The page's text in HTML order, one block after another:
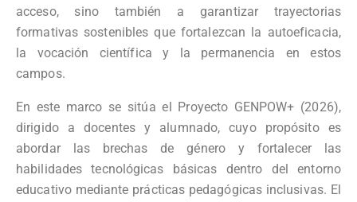
acceso, sino también a garantizar trayectorias
formativas sostenibles que fortalezcan la autoeficacia,
la vocación científica y la permanencia en estos
campos.
En este marco se sitúa el Proyecto GENPOW+ (2026),
dirigido a docentes y alumnado, cuyo propósito es
abordar las brechas de género y fortalecer las
habilidades tecnológicas básicas dentro del entorno
educativo mediante prácticas pedagógicas inclusivas. El